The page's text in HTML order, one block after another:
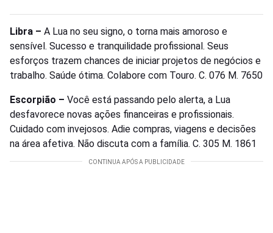
Libra – A Lua no seu signo, o torna mais amoroso e
sensível. Sucesso e tranquilidade profissional. Seus
esforços trazem chances de iniciar projetos de negócios e
trabalho. Saúde ótima. Colabore com Touro. C. 076 M. 7650
Escorpião – Você está passando pelo alerta, a Lua
desfavorece novas ações financeiras e profissionais.
Cuidado com invejosos. Adie compras, viagens e decisões
na área afetiva. Não discuta com a família. C. 305 M. 1861